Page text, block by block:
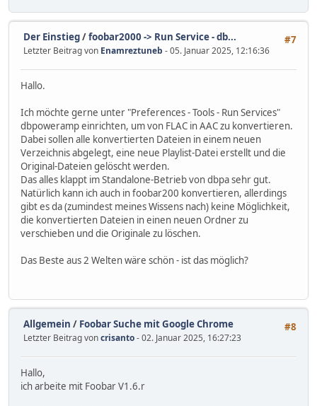
#7
Der Einstieg/foobar2000 -> Run Service - db...
Letzter Beitrag von Enamreztuneb - 05. Januar 2025, 12:16:36
Hallo.
Ich möchte gerne unter "Preferences - Tools - Run Services"
dbpoweramp einrichten, um von FLAC in AAC zu konvertieren.
Dabei sollen alle konvertierten Dateien in einem neuen
Verzeichnis abgelegt, eine neue Playlist-Datei erstellt und die
Original-Dateien gelöscht werden.
Das alles klappt im Standalone-Betrieb von dbpa sehr gut.
Natürlich kann ich auch in foobar200 konvertieren, allerdings
gibt es da (zumindest meines Wissens nach) keine Möglichkeit,
die konvertierten Dateien in einen neuen Ordner zu
verschieben und die Originale zu löschen.
Das Beste aus 2 Welten wäre schön - ist das möglich?
#8
Allgemein / Foobar Suche mit Google Chrome
Letzter Beitrag voncrisanto- 02. Januar 2025, 16:27:23
Hallo,
ich arbeite mit Foobar V1.6.r